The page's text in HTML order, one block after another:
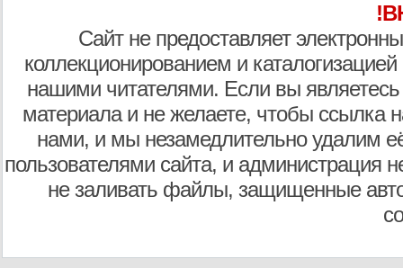
Сайт не предоставляет
коллекционированием и
нашими читателями. Если вы являетесь
материала и не желаете, чтобы ссылка
нами, и мы незамедлительно удалим
пользователями сайта, и администрация
не заливать файлы, защищенные